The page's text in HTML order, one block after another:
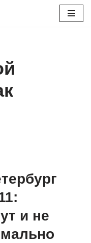
и не